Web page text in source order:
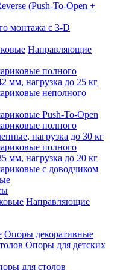
(Push-To-Open +
монтажа с 3-D
Направляющие
полного
мм, нагрузка до 25 кг
неполного
Push-To-Open
полного
нагрузка до 30 кг
полного
мм, нагрузка до 20 кг
с доводчиком
Направляющие
Опоры декоративные
Опоры для детских
для столов